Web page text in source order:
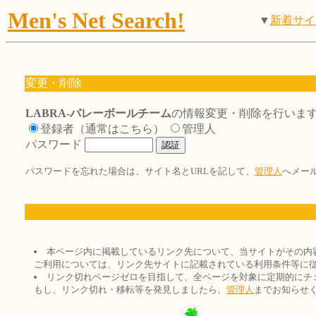
Men's Net Search! ▼ 新着サ
変更・削除
LABRA-バレーボールチームの情報変更・削除を行いま
登録者（通常はこちら）
管理人
パスワード
パスワードを忘れた場合は、サイト名とURLを記して、 管理人へメー
本ページ内に掲載しているリンク先について、当サイトがその
ご利用については、リンク先サイトに記載されている利用条件等に
リンク切れページゼロを目指して、全ページを対象に定期的に
もし、リンク切れ・移転等を発見しましたら、 管理人 までお知らせ